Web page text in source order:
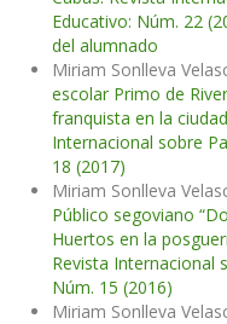
Educativo: Núm. 22
del alumnado
Miriam Sonlleva
escolar Primo de
franquista en la
Internacional sobre
18 (2017)
Miriam Sonlleva
Público segoviano
Huertos en la
Revista Internacional
Núm. 15 (2016)
Miriam Sonlleva